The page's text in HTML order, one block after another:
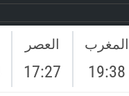
العصر
17:27
المغرب
19:38